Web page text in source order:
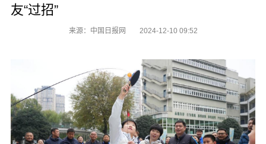
友“过招”
来源：中国日报网 2024-12-10 09:52